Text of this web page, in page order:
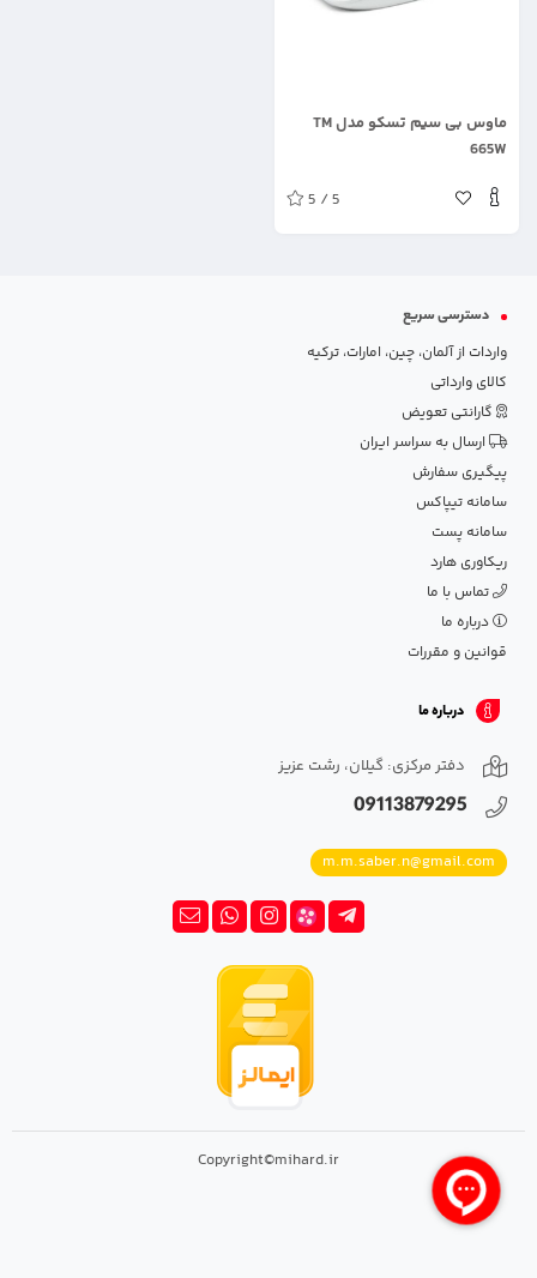
ماوس بی سیم تسکو مدل TM
665W
5 / 5
دسترسی سریع
واردات از آلمان، چین، امارات، ترکیه
کالای وارداتی
گارانتی تعویض
ارسال به سراسر ایران
پیگیری سفارش
سامانه تیپاکس
سامانه پست
ریکاوری هارد
تماس با ما
درباره ما
قوانین و مقررات
درباره ما
دفتر مرکزی: گیلان، رشت عزیز
09113879295
m.m.saber.n@gmail.com
Copyright©mihard.ir